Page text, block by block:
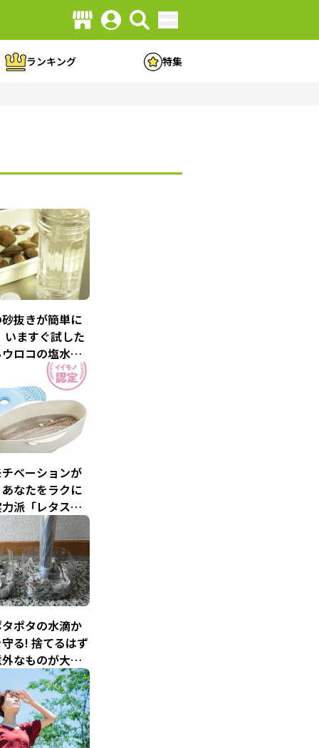
ランキング 特集
抜きが簡単に
いますぐ試した
ロコの塩水の
ベーションが
なたをラクに
派「レタスク
ノ認定」キッ
ムが大集合！
ポタの水滴か
る! 捨てるはず
なものが大活